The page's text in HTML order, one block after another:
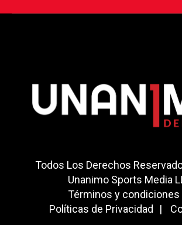
Todos Los Derechos
Unanimo Sports Media
Términos y condiciones
Políticas de Privacidad